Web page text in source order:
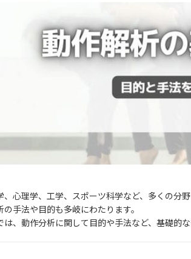
、心理学、工学、スポーツ科学など、多くの分
手法や目的も多岐にわたります。
は、動作分析に関して目的や手法など、基礎的な